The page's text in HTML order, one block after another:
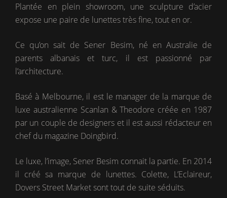
Plantée en plein showroom, une sculpture d’acier
expose une paire de lunettes très fine, tout en or.
Ce qu’on sait de Sener Besim, né en Australie de
parents albanais et turc, il est passionné par
l’architecture.
Basé à Melbourne, il est le manager de la marque de
luxe australienne Scanlan & Theodore créée en 1987
par un couple de designers et il est aussi rédacteur en
chef du magazine Doingbird.
Le luxe, l’image, Sener Besim connait la partie. En 2014
il créé sa marque de lunettes. Colette, L’Eclaireur,
Dovers Street Market sont tout de suite séduits.